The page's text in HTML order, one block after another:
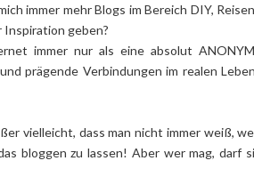
immer mehr Blogs im Bereich DIY,
Inspiration geben?
immer nur als eine absolut
prägende Verbindungen im realen
vielleicht, dass man nicht immer weiß,
bloggen zu lassen! Aber wer mag, darf